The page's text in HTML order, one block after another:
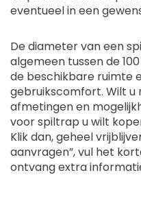
eventueel in een
De diameter van een
algemeen tussen de
de beschikbare ruimte
gebruikscomfort. Wilt
afmetingen en
voor spiltrap u wilt
Klik dan, geheel
aanvragen”, vul het
ontvang extra